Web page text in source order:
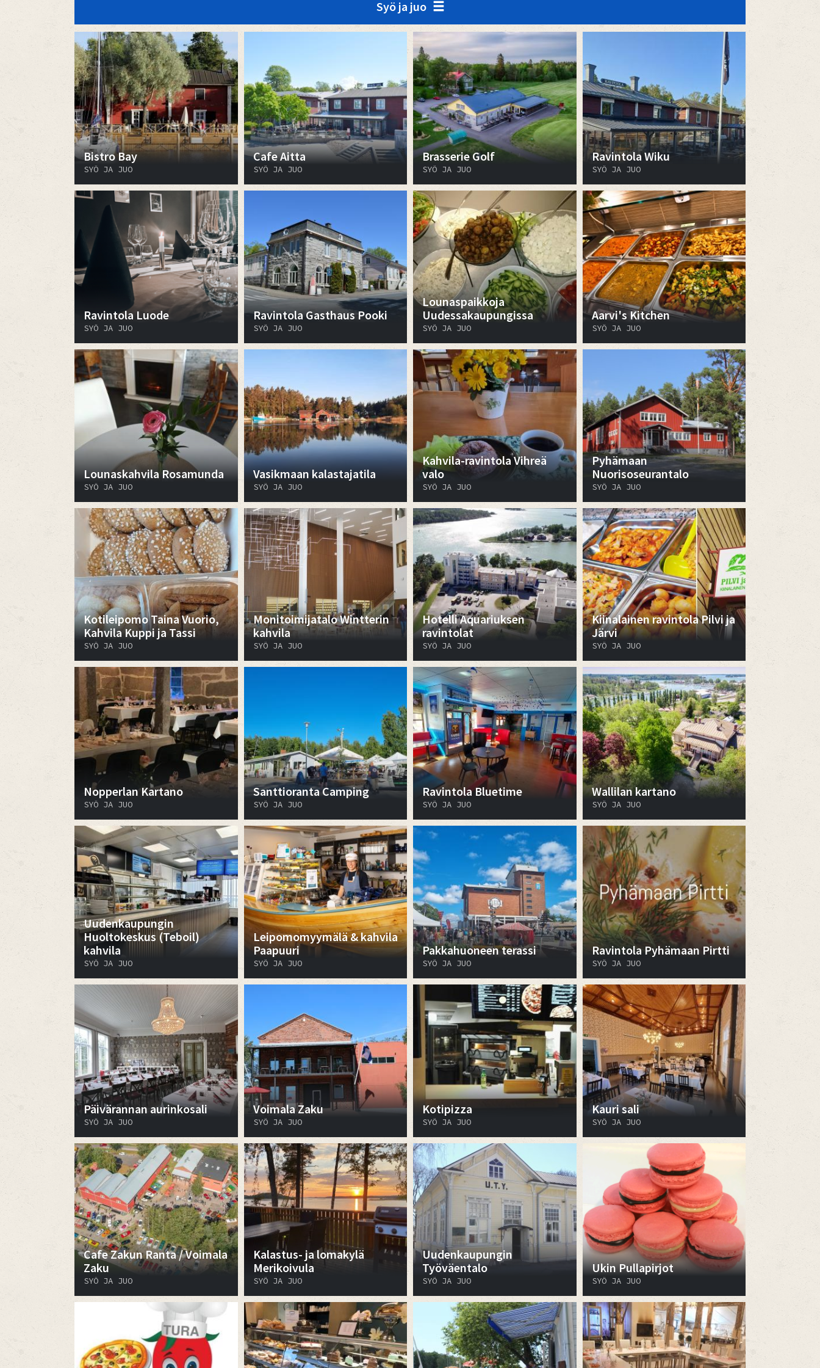
Syö ja juo
Bistro Bay
SYÖ JA JUO
Cafe Aitta
SYÖ JA JUO
Brasserie Golf
SYÖ JA JUO
Ravintola Wiku
SYÖ JA JUO
Ravintola Luode
SYÖ JA JUO
Ravintola Gasthaus Pooki
SYÖ JA JUO
Lounaspaikkoja
Uudessakaupungissa
SYÖ JA JUO
Aarvi's Kitchen
SYÖ JA JUO
Lounaskahvila Rosamunda
SYÖ JA JUO
Vasikmaan kalastajatila
SYÖ JA JUO
Kahvila-ravintola Vihreä
valo
SYÖ JA JUO
Pyhämaan
Nuorisoseurantalo
SYÖ JA JUO
Kotileipomo Taina Vuorio,
Kahvila Kuppi ja Tassi
SYÖ JA JUO
Monitoimijatalo Wintterin
kahvila
SYÖ JA JUO
Hotelli Aquariuksen
ravintolat
SYÖ JA JUO
Kiinalainen ravintola Pilvi ja
Järvi
SYÖ JA JUO
Nopperlan Kartano
SYÖ JA JUO
Santtioranta Camping
SYÖ JA JUO
Ravintola Bluetime
SYÖ JA JUO
Wallilan kartano
SYÖ JA JUO
Uudenkaupungin
Huoltokeskus (Teboil)
kahvila
SYÖ JA JUO
Leipomomyymälä & kahvila
Paapuuri
SYÖ JA JUO
Pakkahuoneen terassi
SYÖ JA JUO
Ravintola Pyhämaan Pirtti
SYÖ JA JUO
Päivärannan aurinkosali
SYÖ JA JUO
Voimala Zaku
SYÖ JA JUO
Kotipizza
SYÖ JA JUO
Kauri sali
SYÖ JA JUO
Cafe Zakun Ranta / Voimala
Zaku
SYÖ JA JUO
Kalastus- ja lomakylä
Merikoivula
SYÖ JA JUO
Uudenkaupungin
Työväentalo
SYÖ JA JUO
Ukin Pullapirjot
SYÖ JA JUO